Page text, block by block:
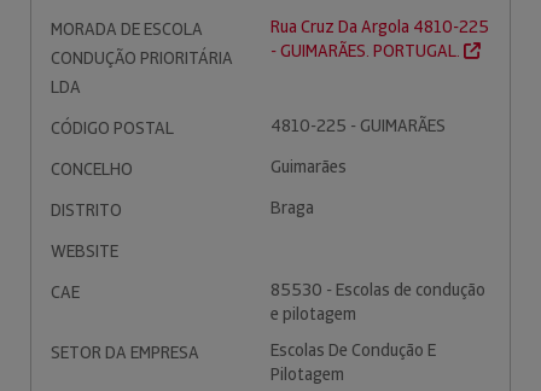
MORADA DE ESCOLA
CONDUÇÃO PRIORITÁRIA
LDA
Rua Cruz Da Argola 4810-225
- GUIMARÃES. PORTUGAL.
CÓDIGO POSTAL
4810-225 - GUIMARÃES
CONCELHO
Guimarães
DISTRITO
Braga
WEBSITE
CAE
85530 - Escolas de condução
e pilotagem
SETOR DA EMPRESA
Escolas De Condução E
Pilotagem